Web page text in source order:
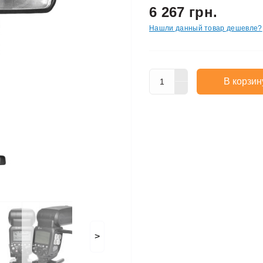
>
6 267 грн.
Нашли данный товар дешевле?
В